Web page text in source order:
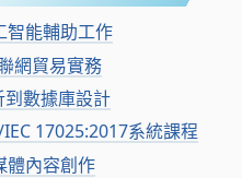
智能輔助工作
網貿易實務
數據庫設計
17025:2017系統課程
體內容創作